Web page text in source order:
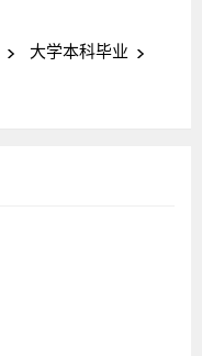
大学本科毕业